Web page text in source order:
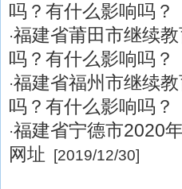
吗？有什么影响吗？
·福建省莆田市继续
吗？有什么影响吗？
·福建省福州市继续
吗？有什么影响吗？
·福建省宁德市2020
网址 [2019/12/30]